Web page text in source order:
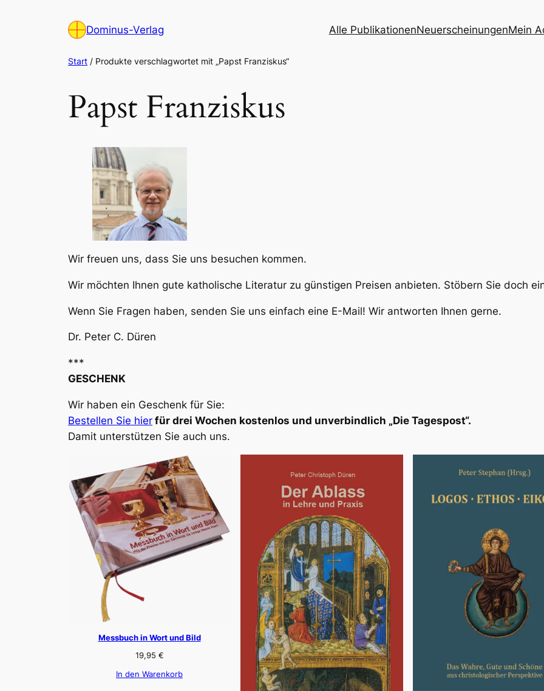
Dominus-Verlag Alle PublikationenNeuerscheinungenMein
Start / Produkte verschlagwortet mit „Papst Franziskus“
Papst Franziskus
Wir freuen uns, dass Sie uns besuchen kommen.
Wir möchten Ihnen gute katholische Literatur zu günstigen Preisen anbieten. Stöbern Sie doch
Wenn Sie Fragen haben, senden Sie uns einfach eine E-Mail! Wir antworten Ihnen gerne.
Dr. Peter C. Düren
***
GESCHENK
Wir haben ein Geschenk für Sie:
Bestellen Sie hier für drei Wochen kostenlos und unverbindlich „Die Tagespost“.
Damit unterstützen Sie auch uns.
Messbuch in Wort und Bild
19,95 €
In den Warenkorb